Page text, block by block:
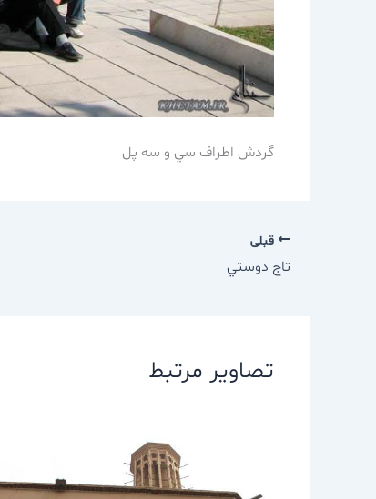
گردش اطراف سي و سه پل
قبلی
تاج دوستي
تصاویر مرتبط